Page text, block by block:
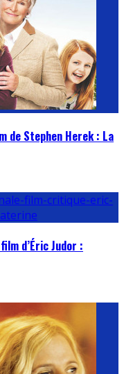
de Stephen Herek : La
d’Éric Judor :